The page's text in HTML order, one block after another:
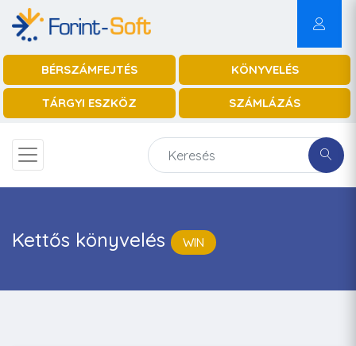
BÉRSZÁMFEJTÉS KÖNYVELÉS
TÁRGYI ESZKÖZ SZÁMLÁZÁS
Kettős könyvelés WIN